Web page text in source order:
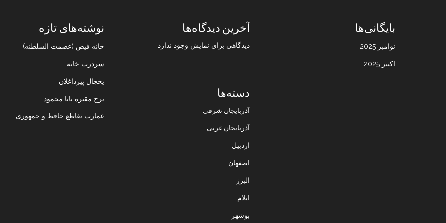
نوشته‌های تازه
خانه فیض (عصمت السلطنه)
سردرب خانه
یخچال پیرداغلان
برج مقبره بابا محمود
عمارت تقاطع حافظ و جمهوری
آخرین دیدگاه‌ها
دیدگاهی برای نمایش وجود ندارد.
بایگانی‌ها
نوامبر 2025
اکتبر 2025
دسته‌ها
آذربایجان شرقی
آذربایجان غربی
اردبیل
اصفهان
البرز
ایلام
بوشهر